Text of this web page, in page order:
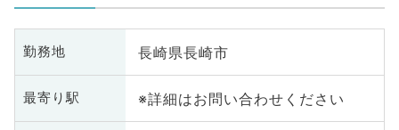
勤務地 長崎県長崎市
最寄り駅 ※詳細はお問い合わせください